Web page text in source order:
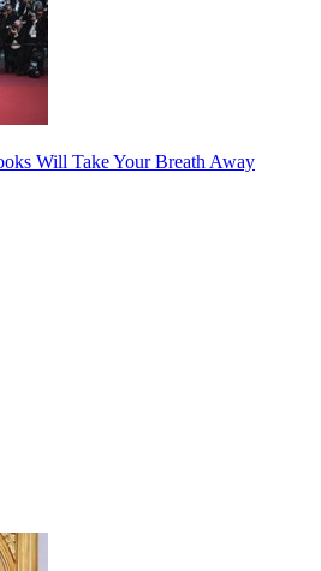
Will Take Your Breath Away